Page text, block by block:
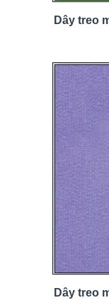
Dây treo
Dây treo